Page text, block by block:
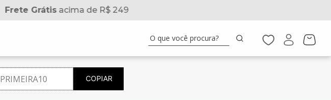
Frete Grátisacima de R$ 249
O que você procura?
PRIMEIRA10 COPIAR